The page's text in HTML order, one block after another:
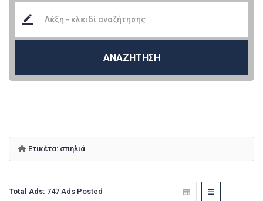
ΑΝΑΖΗΤΗΣΗ
Ετικέτα: σπηλιά
Total Ads: 747 Ads Posted